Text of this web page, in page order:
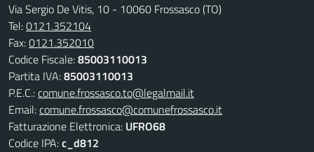
Via Sergio De Vitis, 10 - 10060 Frossasco (TO)
Tel:0121.352104
Fax:0121.352010
Codice Fiscale:85003110013
Partita IVA:85003110013
P.E.C.:comune.frossasco.to@legalmail.it
Email:comune.frossasco@comunefrossasco.it
Fatturazione Elettronica: UFRO68
Codice IPA:c_d812